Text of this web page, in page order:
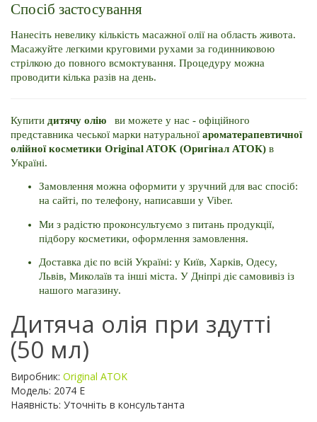
Спосіб застосування
Масажуйте легкими круговими рухами за годинниковою
стрілкою до повного всмоктування. Процедуру можна
проводити кілька разів на день.
Купити дитячу олію ви можете у нас - офіційного
представника чеської марки натуральної ароматерапевтичної
олійної косметики Original ATOK (Оригінал АТОК) в
Україні.
Замовлення можна оформити у зручний для вас спосіб:
на сайті, по телефону, написавши у Viber.
Ми з радістю проконсультуємо з питань продукції,
підбору косметики, оформлення замовлення.
Доставка діє по всій Україні: у Київ, Харків, Одесу,
Львів, Миколаїв та інші міста. У Дніпрі діє самовивіз із
нашого магазину.
Дитяча олія при здутті
(50 мл)
Виробник: Original ATOK
Модель: 2074 E
Наявність: Уточніть в консультанта